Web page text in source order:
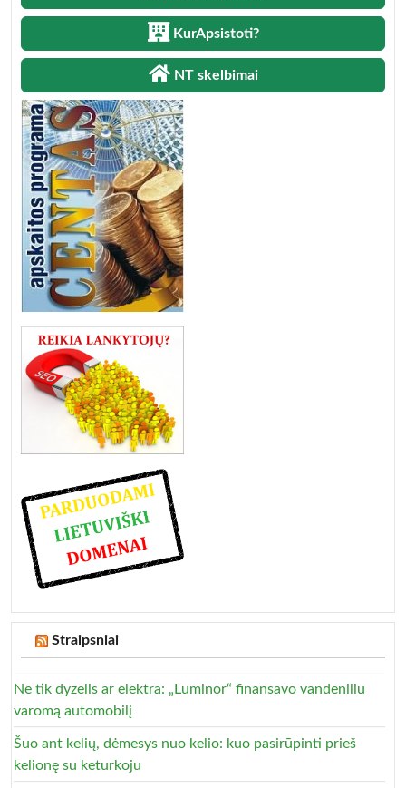
KurApsistoti?
NT skelbimai
Straipsniai
Ne tik dyzelis ar elektra: „Luminor“ finansavo vandeniliu
varomą automobilį
Šuo ant kelių, dėmesys nuo kelio: kuo pasirūpinti prieš
kelionę su keturkoju